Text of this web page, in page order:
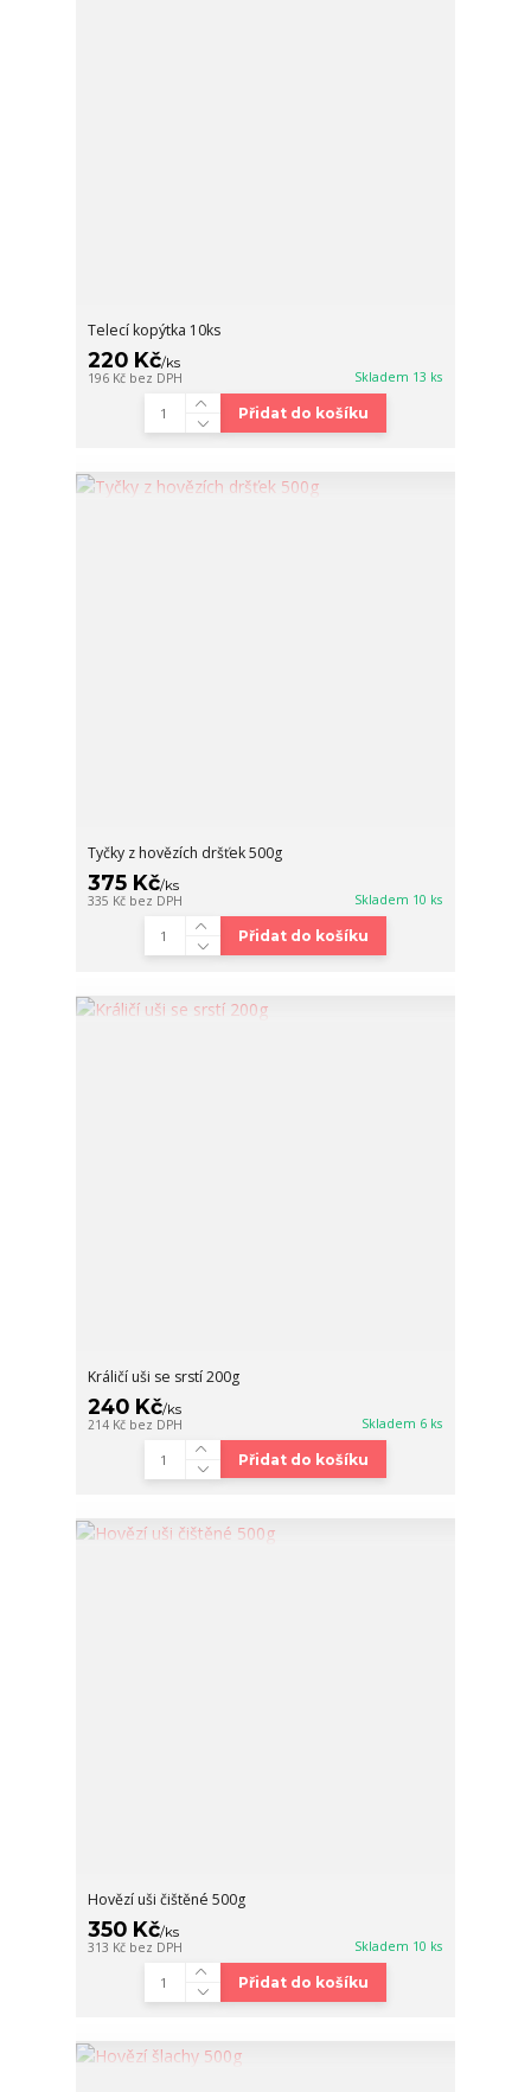
Telecí kopýtka 10ks
220 Kč/ks
196 Kč bez DPH Skladem 13 ks
Přidat do košíku
Tyčky z hovězích dršťek 500g
375 Kč/ks
335 Kč bez DPH Skladem 10 ks
Přidat do košíku
Králičí uši se srstí 200g
240 Kč/ks
214 Kč bez DPH Skladem 6 ks
Přidat do košíku
Hovězí uši čištěné 500g
350 Kč/ks
313 Kč bez DPH Skladem 10 ks
Přidat do košíku